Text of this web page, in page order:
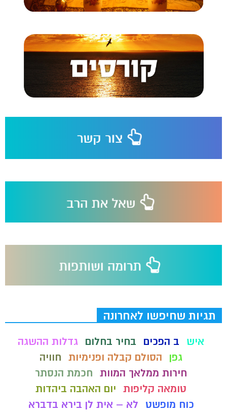
תגיות שחיפשו לאחרונה
איש ב הפכים בחיר בחלום גדלות ההשגה
גפן
הסולם קבלה ופנימיות חוויה
חירות ממלאך המוות חכמת הנסתר
טומאה קליפות יום האהבה ביהדות
כוח מופשט
לא – אית לן בירא בדברא